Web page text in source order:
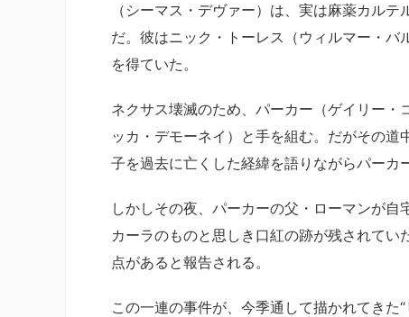
（シーマス・デヴァー）は、実は麻薬カル
だ。彼はニック・トーレス（ウィルマー・
を得ていた。
ネクサス壊滅のため、パーカー（ゲイリー
ッカ・デモーネイ）と手を組む。だがその
子を過去に亡くした経緯を語りながらパーカ
しかしその夜、パーカーの父・ローマンが自
カーラのものと思しき口紅の跡が残されて
点があると報告される。
この一連の事件が、今季通して描かれてきた